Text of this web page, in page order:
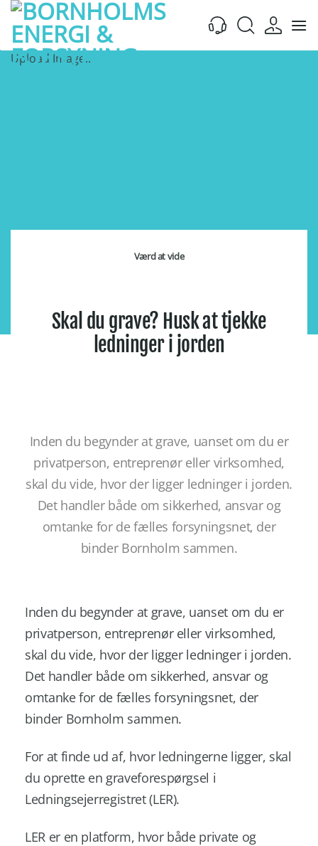
Fortsæt
indhold
Upload Image...
Værd at vide
Skal du grave? Husk at tjekke
ledninger i jorden
Inden du begynder at grave, uanset om du er
privatperson, entreprenør eller virksomhed,
skal du vide, hvor der ligger ledninger i jorden.
Det handler både om sikkerhed, ansvar og
omtanke for de fælles forsyningsnet, der
binder Bornholm sammen.
Inden du begynder at grave, uanset om du er
privatperson, entreprenør eller virksomhed,
skal du vide, hvor der ligger ledninger i jorden.
Det handler både om sikkerhed, ansvar og
omtanke for de fælles forsyningsnet, der
binder Bornholm sammen.
For at finde ud af, hvor ledningerne ligger, skal
du oprette en graveforespørgsel i
Ledningsejerregistret (LER).
LER er en platform, hvor både private og